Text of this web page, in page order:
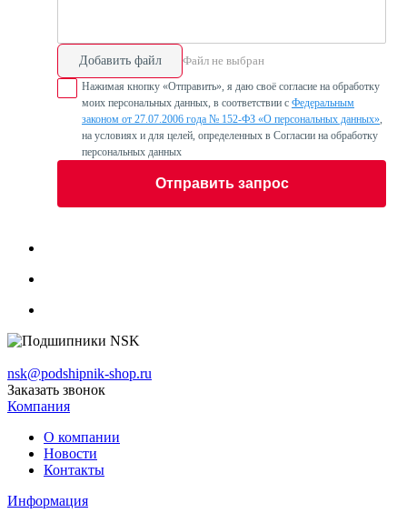
Добавить файл Файл не выбран
Нажимая кнопку «Отправить», я даю своё согласие на обработку
моих персональных данных, в соответствии с Федеральным
законом от 27.07.2006 года № 152-ФЗ «О персональных данных»,
на условиях и для целей, определенных в Согласии на обработку
персональных данных
Отправить запрос
nsk@podshipnik-shop.ru
Заказать звонок
Компания
О компании
Новости
Контакты
Информация